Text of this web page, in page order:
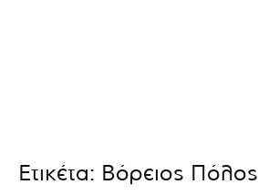
Ετικέτα: Βόρειος Πόλος